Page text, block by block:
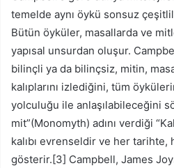
temelde aynı öykü sonsuz
Bütün öyküler, masallarda ve
yapısal unsurdan oluşur.
bilinçli ya da bilinçsiz, mitin,
kalıplarını izlediğini, tüm
yolculuğu ile anlaşılabileceğini
mit”(Monomyth) adını verdiği
kalıbı evrenseldir ve her
gösterir.[3] Campbell, James